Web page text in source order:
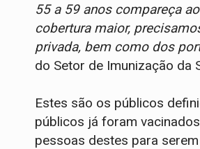
55 a 59 anos compareça
cobertura maior,
privada, bem como dos
do Setor de Imunização da
Estes são os públicos
públicos já foram
pessoas destes para